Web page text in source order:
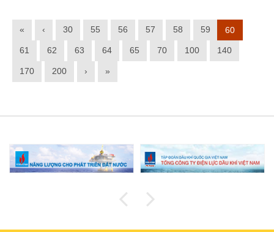
« ‹ 30 55 56 57 58 59 60
61 62 63 64 65 70 100 140
170 200 › »